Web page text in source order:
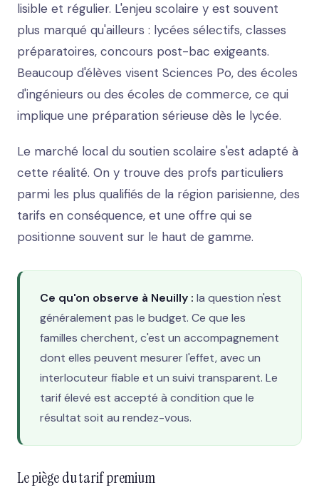
lisible et régulier. L'enjeu scolaire y est souvent
plus marqué qu'ailleurs : lycées sélectifs, classes
préparatoires, concours post-bac exigeants.
Beaucoup d'élèves visent Sciences Po, des écoles
d'ingénieurs ou des écoles de commerce, ce qui
implique une préparation sérieuse dès le lycée.
Le marché local du soutien scolaire s'est adapté à
cette réalité. On y trouve des profs particuliers
parmi les plus qualifiés de la région parisienne, des
tarifs en conséquence, et une offre qui se
positionne souvent sur le haut de gamme.
Ce qu'on observe à Neuilly : la question n'est
généralement pas le budget. Ce que les
familles cherchent, c'est un accompagnement
dont elles peuvent mesurer l'effet, avec un
interlocuteur fiable et un suivi transparent. Le
tarif élevé est accepté à condition que le
résultat soit au rendez-vous.
Le piège du tarif premium